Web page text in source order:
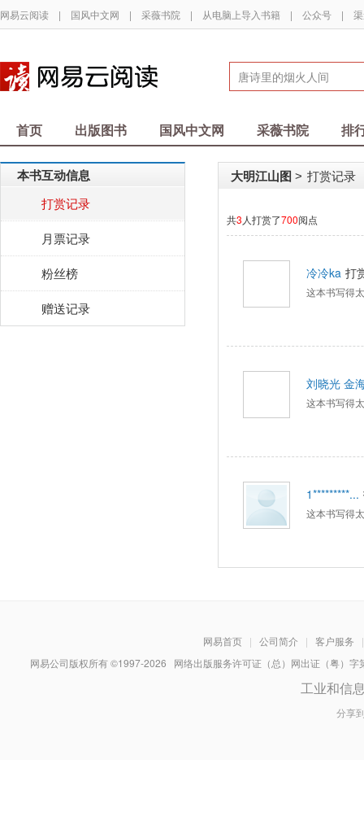
网易云阅读 | 国风中文网 | 采薇书院 | 从电脑上导入书籍 | 公众号 |
首页 出版图书 国风中文网 采薇书院 排
本书互动信息
打赏记录
月票记录
粉丝榜
赠送记录
大明江山图 > 打赏记录
共3 人打赏了700阅点
冷冷ka 打
这本书写得
刘晓光 金
这本书写得
1*********...
这本书写得
网易首页 | 公司简介 | 客户服务
|
网易公司版权所有 ©1997-2026 网络出版服务许可证（总）网出证（粤）
工业和信
分享